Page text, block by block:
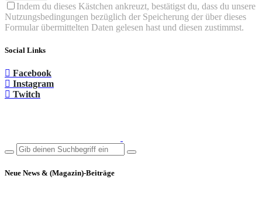
Indem du dieses Kästchen ankreuzt, bestätigst du, dass du unsere
Nutzungsbedingungen bezüglich der Speicherung der über dieses
Formular übermittelten Daten gelesen hast und diesen zustimmst.
Social Links
Facebook
Instagram
Twitch
Neue News & (Magazin)-Beiträge